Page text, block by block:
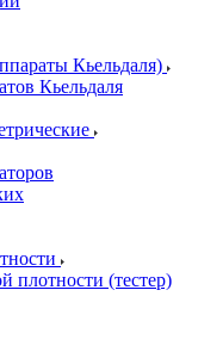
Кьельдаля)
Кьельдаля
плотности (тестер)